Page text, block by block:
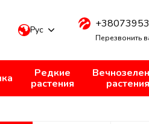
Рус
Перезвонить
Редкие
растения
растения